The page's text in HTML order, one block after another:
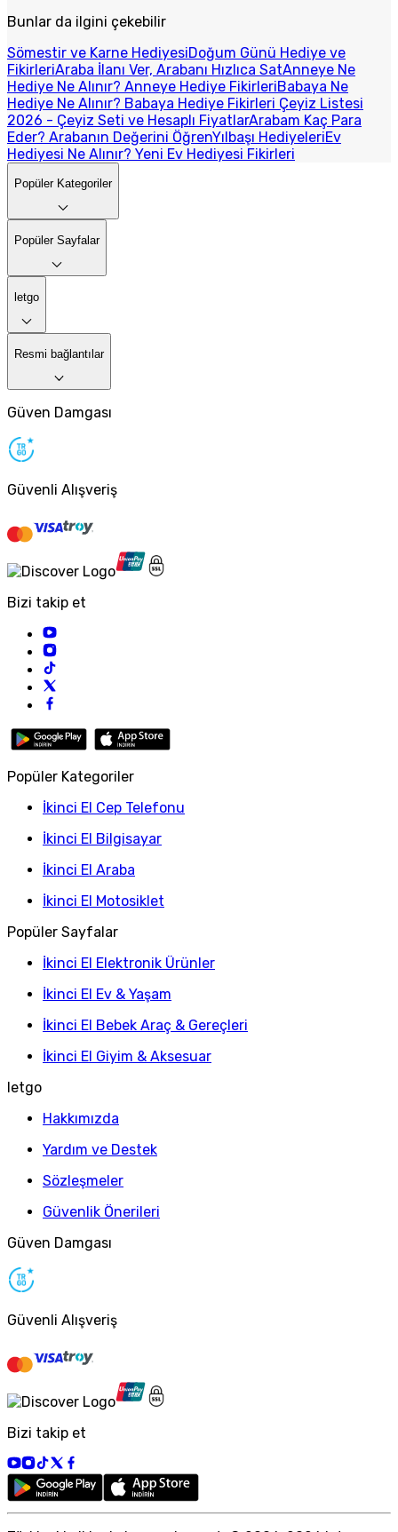
Bunlar da ilgini çekebilir
Sömestir ve Karne HediyesiDoğum Günü Hediye ve
FikirleriAraba İlanı Ver, Arabanı Hızlıca SatAnneye Ne
Hediye Ne Alınır? Anneye Hediye FikirleriBabaya Ne
Hediye Ne Alınır? Babaya Hediye Fikirleri Çeyiz Listesi
2026 - Çeyiz Seti ve Hesaplı FiyatlarArabam Kaç Para
Eder? Arabanın Değerini ÖğrenYılbaşı HediyeleriEv
Hediyesi Ne Alınır? Yeni Ev Hediyesi Fikirleri
Popüler Kategoriler
Popüler Sayfalar
letgo
Resmi bağlantılar
Güven Damgası
Güvenli Alışveriş
Bizi takip et
Popüler Kategoriler
İkinci El Cep Telefonu
İkinci El Bilgisayar
İkinci El Araba
İkinci El Motosiklet
Popüler Sayfalar
İkinci El Elektronik Ürünler
İkinci El Ev & Yaşam
İkinci El Bebek Araç & Gereçleri
İkinci El Giyim & Aksesuar
letgo
Hakkımızda
Yardım ve Destek
Sözleşmeler
Güvenlik Önerileri
Güven Damgası
Güvenli Alışveriş
Bizi takip et